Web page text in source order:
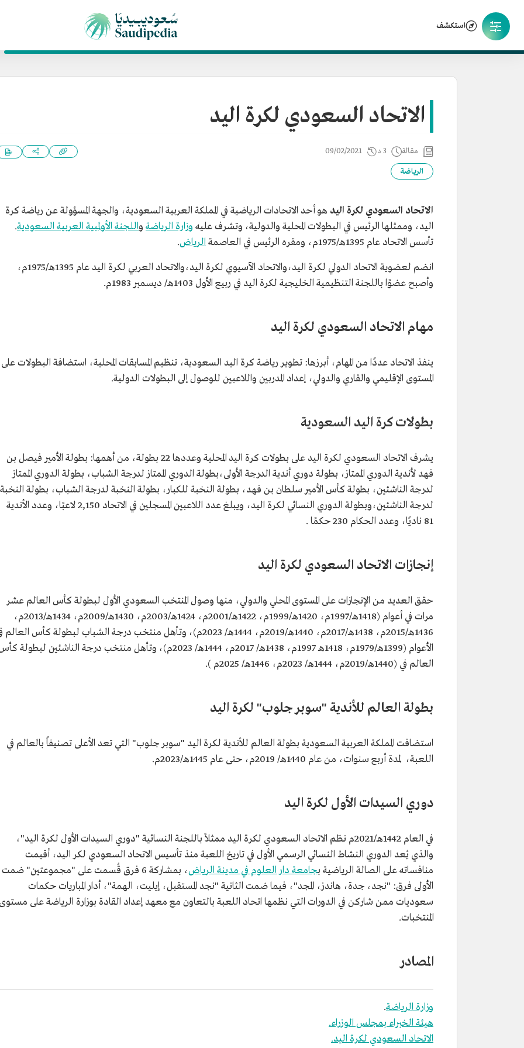
استكشف
الاتحاد السعودي لكرة اليد
مقالة 3 د 09/02/2021
الرياضة
الاتحاد السعودي لكرة اليد هو أحد الاتحادات الرياضية في المملكة العربية السعودية، والجهة المسؤولة عن رياضة كرة
اليد، وممثلها الرئيس في البطولات المحلية والدولية، وتشرف عليه وزارة الرياضة واللجنة الأولمبية العربية السعودية.
تأسس الاتحاد عام 1395هـ/1975م، ومقره الرئيس في العاصمة
الرياض.
انضم لعضوية الاتحاد الدولي لكرة اليد،والاتحاد الآسيوي لكرة اليد،والاتحاد العربي لكرة اليد عام 1395هـ/1975م،
وأصبح عضوًا باللجنة التنظيمية الخليجية لكرة اليد في ربيع الأول 1403هـ/ ديسمبر 1983م.
مهام الاتحاد السعودي لكرة اليد
ينفذ الاتحاد عددًا من المهام، أبرزها: تطوير رياضة كرة اليد السعودية، تنظيم المسابقات المحلية، استضافة البطولات على
المستوى الإقليمي والقاري والدولي، إعداد المدربين واللاعبين للوصول إلى البطولات الدولية.
بطولات كرة اليد السعودية
يشرف الاتحاد السعودي لكرة اليد على بطولات كرة اليد المحلية وعددها 22 بطولة، من أهمها: بطولة الأمير فيصل بن
فهد لأندية الدوري الممتاز، بطولة دوري أندية الدرجة الأولى،بطولة الدوري الممتاز لدرجة الشباب، بطولة الدوري الممتاز
لدرجة الناشئين، بطولة كأس الأمير سلطان بن فهد، بطولة النخبة للكبار، بطولة النخبة لدرجة الشباب، بطولة النخبة
لدرجة الناشئين،وبطولة الدوري النسائي لكرة اليد، ويبلغ عدد اللاعبين المسجلين في الاتحاد 2,150 لاعبًا، وعدد الأندية
81 ناديًا، وعدد الحكام 230 حكمًا .
إنجازات الاتحاد السعودي لكرة اليد
حقق العديد من الإنجازات على المستوى المحلي والدولي، منها وصول المنتخب السعودي الأول لبطولة كأس العالم عشر
مرات في أعوام (1418هـ/1997م، 1420هـ/1999م، 1422هـ/2001م، 1424هـ/2003م، 1430هـ/2009م، 1434هـ/2013م،
1436هـ/2015م، 1438هـ/2017م، 1440هـ/2019م، 1444هـ/ 2023م)، وتأهل منتخب درجة الشباب لبطولة كأس
الأعوام (1399هـ/1979م، 1418هـ 1997م، 1438هـ/ 2017م، 1444هـ/ 2023م)، وتأهل منتخب درجة الناشئين لبطولة
العالم في (1440هـ/2019م، 1444هـ/ 2023م، 1446هـ/ 2025م ).
بطولة العالم للأندية "سوبر جلوب" لكرة اليد
استضافت المملكة العربية السعودية بطولة العالم للأندية لكرة اليد "سوبر جلوب" التي تعد الأعلى تصنيفاً بالعالم في
اللعبة، لمدة أربع سنوات، من عام 1440هـ/ 2019م، حتى عام 1445هـ/2023م.
دوري السيدات الأول لكرة اليد
في العام 1442هـ/2021م نظم الاتحاد السعودي لكرة اليد ممثلاً باللجنة النسائية "دوري السيدات الأول لكرة اليد"،
والذي يُعد الدوري النشاط النسائي الرسمي الأول في تاريخ اللعبة منذ تأسيس الاتحاد السعودي لكر اليد، أقيمت
منافساته على الصالة الرياضية بجامعة دار العلوم في مدينة الرياض
، بمشاركة 6 فرق قُسمت على "مجموعتين" ضمت
الأولى فرق: "نجد، جدة، هاندز، المجد"، فيما ضمت الثانية "نجد المستقبل، إيليت، الهمة"، أدار المباريات حكمات
سعوديات ممن شاركن في الدورات التي نظمها اتحاد اللعبة بالتعاون مع معهد إعداد القادة بوزارة الرياضة على مستوى
المنتخبات.
المصادر
وزارة الرياضة.
هيئة الخبراء بمجلس الوزراء.
الاتحاد السعودي لكرة اليد.